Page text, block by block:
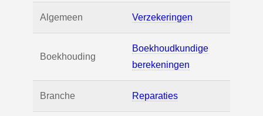
Algemeen Verzekeringen
Boekhouding
Boekhoudkundige
berekeningen
Branche Reparaties